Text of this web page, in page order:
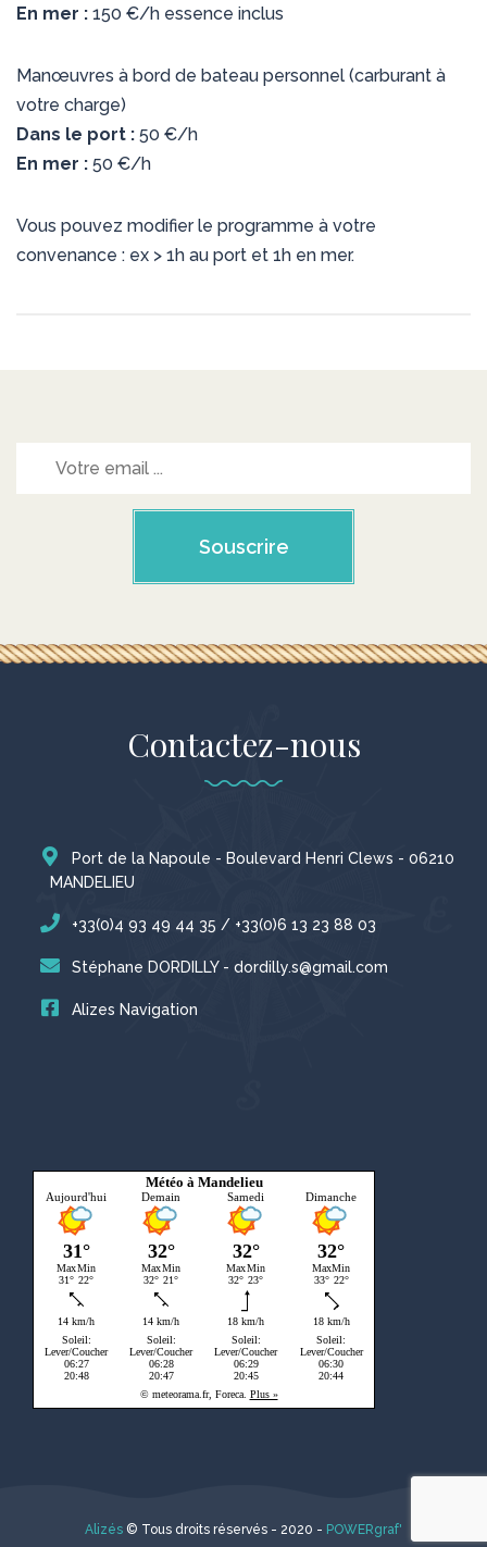
En mer : 150 €/h essence inclus
Manœuvres à bord de bateau personnel (carburant à
votre charge)
Dans le port : 50 €/h
En mer : 50 €/h
Vous pouvez modifier le programme à votre
convenance : ex > 1h au port et 1h en mer.
Souscrire
Contactez-nous
Port de la Napoule - Boulevard Henri Clews - 06210
MANDELIEU
+33(0)4 93 49 44 35 / +33(0)6 13 23 88 03
Stéphane DORDILLY - dordilly.s@gmail.com
Alizes Navigation
Météo à Mandelieu
Alizés © Tous droits réservés - 2020 - POWERgraf'